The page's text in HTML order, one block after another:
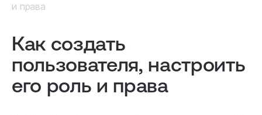
и права
Как создать
пользователя, настроить
его роль и права